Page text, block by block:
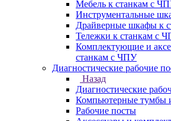
Мебель к станкам с
Инструментальные
Драйверные шкафы к
Тележки к станкам с
Комплектующие и
станкам с ЧПУ
Диагностические рабочие
Назад
Диагностические
Компьютерные тумбы
Рабочие посты